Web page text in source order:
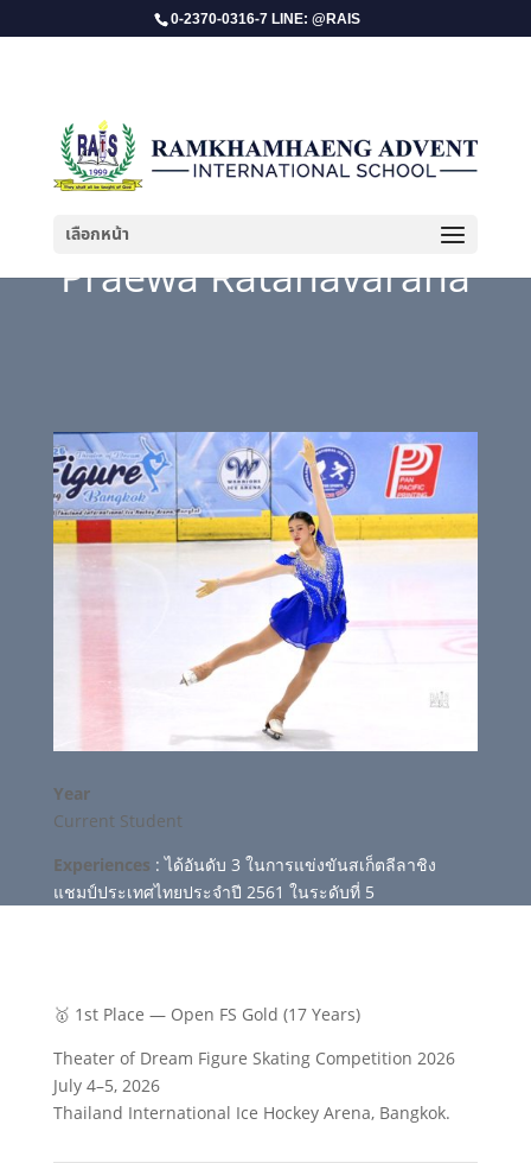
0-2370-0316-7 LINE: @RAIS
เลือกหน้า
Praewa Ratanavaraha
Year
Current Student
Experiences : ได้อันดับ 3 ในการแข่งขันสเก็ตลีลาชิง
แชมป์ประเทศไทยประจำปี 2561 ในระดับที่ 5
🥇 1st Place — Open FS Gold (17 Years)
Theater of Dream Figure Skating Competition 2026
July 4–5, 2026
Thailand International Ice Hockey Arena, Bangkok.